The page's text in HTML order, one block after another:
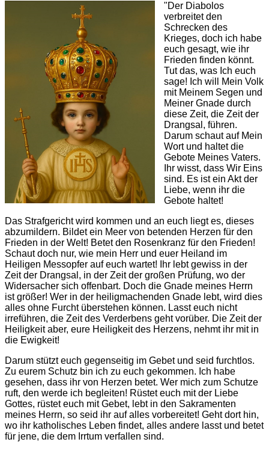
"Der Diabolos
verbreitet den
Schrecken des
Krieges, doch ich habe
euch gesagt, wie ihr
Frieden finden könnt.
Tut das, was Ich euch
sage! Ich will Mein Volk
mit Meinem Segen und
Meiner Gnade durch
diese Zeit, die Zeit der
Drangsal, führen.
Darum schaut auf Mein
Wort und haltet die
Gebote Meines Vaters.
Ihr wisst, dass Wir Eins
sind. Es ist ein Akt der
Liebe, wenn ihr die
Gebote haltet!
Das Strafgericht wird kommen und an euch liegt es, dieses
abzumildern. Bildet ein Meer von betenden Herzen für den
Frieden in der Welt! Betet den Rosenkranz für den Frieden!
Schaut doch nur, wie mein Herr und euer Heiland im
Heiligen Messopfer auf euch wartet! Ihr lebt gewiss in der
Zeit der Drangsal, in der Zeit der großen Prüfung, wo der
Widersacher sich offenbart. Doch die Gnade meines Herrn
ist größer! Wer in der heiligmachenden Gnade lebt, wird dies
alles ohne Furcht überstehen können. Lasst euch nicht
irreführen, die Zeit des Verderbens geht vorüber. Die Zeit der
Heiligkeit aber, eure Heiligkeit des Herzens, nehmt ihr mit in
die Ewigkeit!
Darum stützt euch gegenseitig im Gebet und seid furchtlos.
Zu eurem Schutz bin ich zu euch gekommen. Ich habe
gesehen, dass ihr von Herzen betet. Wer mich zum Schutze
ruft, den werde ich begleiten! Rüstet euch mit der Liebe
Gottes, rüstet euch mit Gebet, lebt in den Sakramenten
meines Herrn, so seid ihr auf alles vorbereitet! Geht dort hin,
wo ihr katholisches Leben findet, alles andere lasst und betet
für jene, die dem Irrtum verfallen sind.